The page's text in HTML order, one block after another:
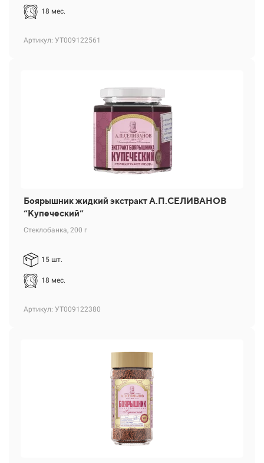
18 мес.
Артикул: УТ009122561
Боярышник жидкий экстракт А.П.СЕЛИВАНОВ
“Купеческий”
Стеклобанка, 200 г
15 шт.
18 мес.
Артикул: УТ009122380